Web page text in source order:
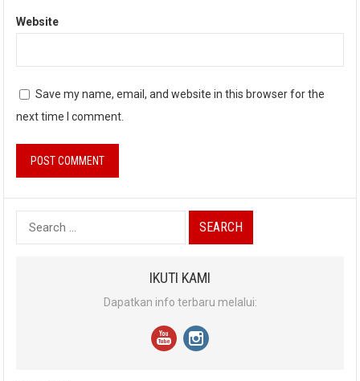
Website
Save my name, email, and website in this browser for the
next time I comment.
Search
for:
IKUTI KAMI
Dapatkan info terbaru melalui: